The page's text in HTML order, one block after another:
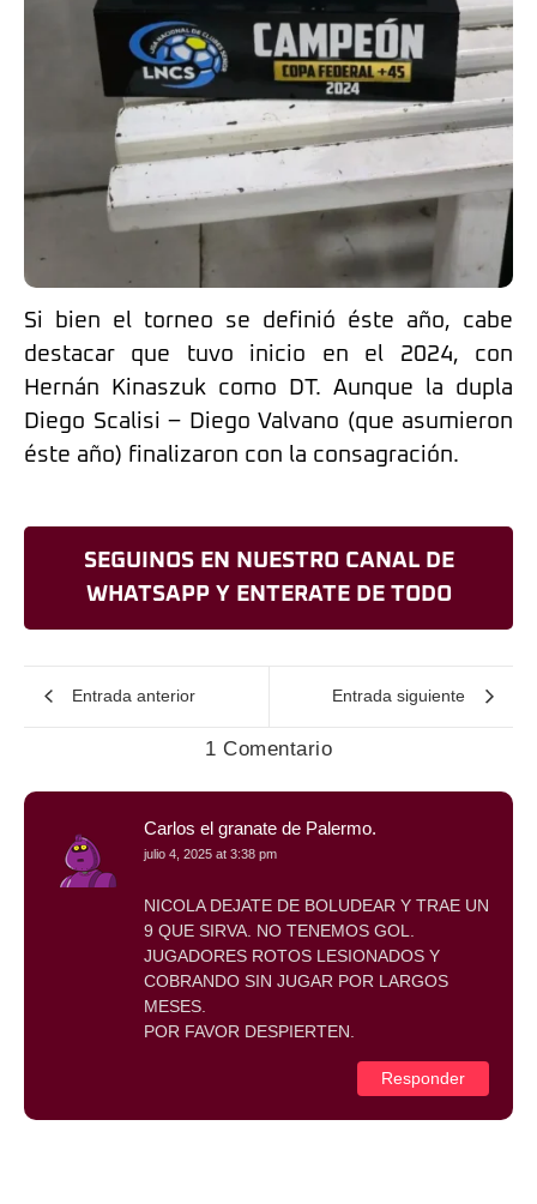
Si bien el torneo se definió éste año, cabe
destacar que tuvo inicio en el 2024, con
Hernán Kinaszuk como DT. Aunque la dupla
Diego Scalisi – Diego Valvano (que asumieron
éste año) finalizaron con la consagración.
SEGUINOS EN NUESTRO CANAL DE
WHATSAPP Y ENTERATE DE TODO
Entrada anterior Entrada siguiente
1 Comentario
Carlos el granate de Palermo.
julio 4, 2025 at 3:38 pm
NICOLA DEJATE DE BOLUDEAR Y TRAE UN
9 QUE SIRVA. NO TENEMOS GOL.
JUGADORES ROTOS LESIONADOS Y
COBRANDO SIN JUGAR POR LARGOS
MESES.
POR FAVOR DESPIERTEN.
Responder